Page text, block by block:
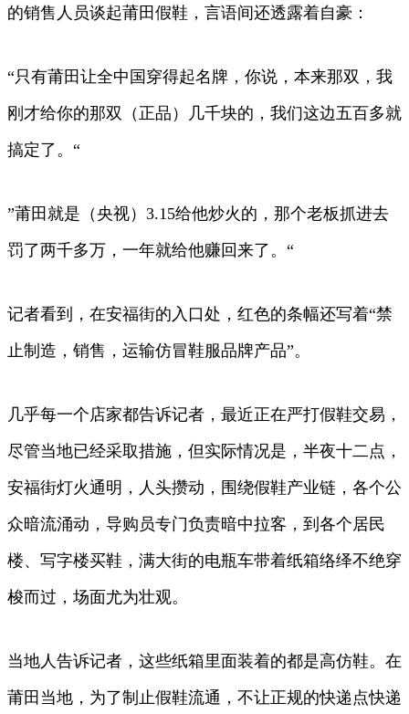
的销售人员谈起莆田假鞋，言语间还透露着自豪：
“只有莆田让全中国穿得起名牌，你说，本来那双，我
刚才给你的那双（正品）几千块的，我们这边五百多就
搞定了。“
”莆田就是（央视）3.15给他炒火的，那个老板抓进去
罚了两千多万，一年就给他赚回来了。“
记者看到，在安福街的入口处，红色的条幅还写着“禁
止制造，销售，运输仿冒鞋服品牌产品”。
几乎每一个店家都告诉记者，最近正在严打假鞋交易，
尽管当地已经采取措施，但实际情况是，半夜十二点，
安福街灯火通明，人头攒动，围绕假鞋产业链，各个公
众暗流涌动，导购员专门负责暗中拉客，到各个居民
楼、写字楼买鞋，满大街的电瓶车带着纸箱络绎不绝穿
梭而过，场面尤为壮观。
当地人告诉记者，这些纸箱里面装着的都是高仿鞋。在
莆田当地，为了制止假鞋流通，不让正规的快递点快递